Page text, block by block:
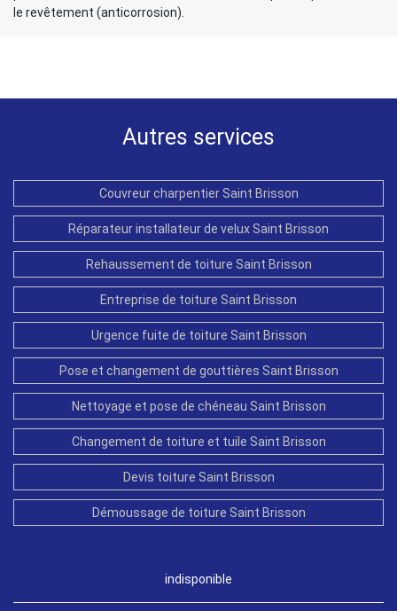
le revêtement (anticorrosion).
Autres services
Couvreur charpentier Saint Brisson
Réparateur installateur de velux Saint Brisson
Rehaussement de toiture Saint Brisson
Entreprise de toiture Saint Brisson
Urgence fuite de toiture Saint Brisson
Pose et changement de gouttières Saint Brisson
Nettoyage et pose de chéneau Saint Brisson
Changement de toiture et tuile Saint Brisson
Devis toiture Saint Brisson
Démoussage de toiture Saint Brisson
indisponible